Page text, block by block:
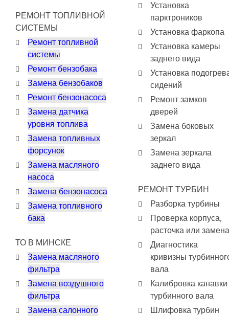
РЕМОНТ ТОПЛИВНОЙ
СИСТЕМЫ
Ремонт топливной
системы
Ремонт бензобака
Замена бензобаков
Ремонт бензонасоса
Замена датчика
уровня топлива
Замена топливных
форсунок
Замена масляного
насоса
Замена бензонасоса
Замена топливного
бака
ТО В МИНСКЕ
Замена масляного
фильтра
Замена воздушного
фильтра
Замена салонного
Установка
парктроников
Установка фаркопа
Установка камеры
заднего вида
Установка
сидений
Ремонт замков
дверей
Замена боковых
зеркал
Замена зеркала
заднего вида
РЕМОНТ ТУРБИН
Разборка турбины
Проверка корпуса,
расточка или замена
Диагностика
кривизны
вала
Калибровка канавки
турбинного вала
Шлифовка турбин